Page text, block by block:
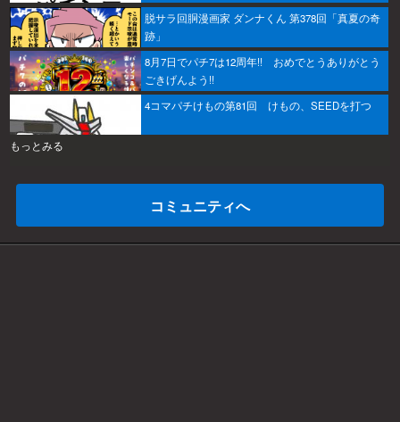
脱サラ回胴漫画家 ダンナくん 第378回「真夏の奇
跡」
8月7日でパチ7は12周年!! おめでとうありがとう
ごきげんよう!!
4コマパチけもの第81回 けもの、SEEDを打つ
もっとみる
コミュニティへ